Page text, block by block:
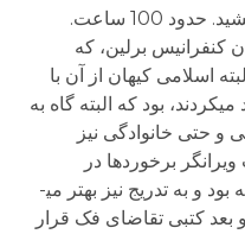
به هرحال بازجویی یک ماه طول کشید. حدود 100 ساعت.
کنفرانیس برلین، که
اسلامی کیهان از آن با
بود که البته گاه به
حتی خانوادگی نیز
برخوردها در
مجموعه آرام و حتی غالبا محترمانه بود و به تدریج نیز بهتر می­
کتبی تقاضای فک قرار